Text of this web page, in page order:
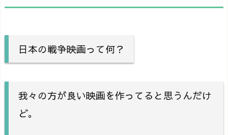
日本の戦争映画って何？
我々の方が良い映画を作ってると思うんだけ
ど。